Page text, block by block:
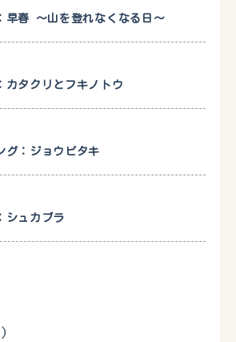
早春 〜山を登れなくなる日〜
カタクリとフキノトウ
グ：ジョウビタキ
シュカブラ